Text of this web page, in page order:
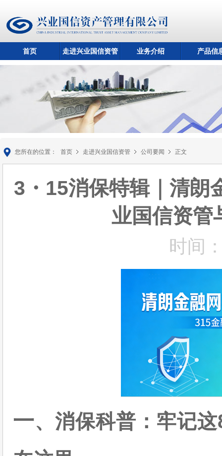
首页 走进兴业国信资管 业务介绍 产品信
您所在的位置： 首页 走进兴业国信资管 公司要闻 正文
3・15消保特辑｜清朗
业国信资管
时间
一、消保科普：牢记